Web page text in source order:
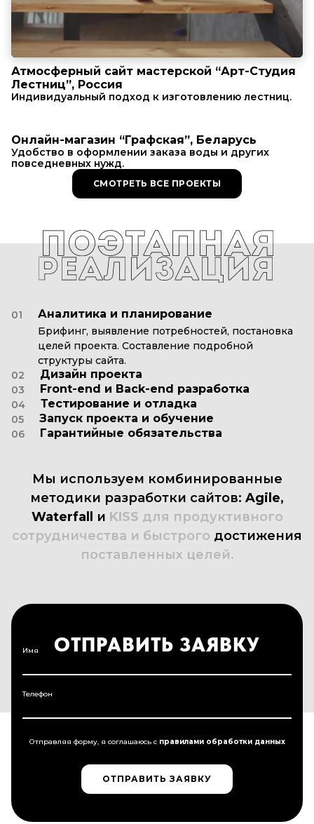
Атмосферный сайт мастерской “Арт-Студия
Лестниц”, Россия
Индивидуальный подход к изготовлению лестниц.
Онлайн-магазин “Графская”, Беларусь
Удобство в оформлении заказа воды и других
повседневных нужд.
СМОТРЕТЬ ВСЕ ПРОЕКТЫ
01 Аналитика и планирование
Брифинг, выявление потребностей, постановка
целей проекта. Составление подробной
структуры сайта.
02
Дизайн проекта
03 Front-end и Back-end разработка
04 Тестирование и отладка
05 Запуск проекта и обучение
06 Гарантийные обязательства
Мы используем комбинированные
методики разработки сайтов: Agile,
Waterfall
и KISS для продуктивного
сотрудничества и быстрого достижения
поставленных целей.
Имя
Телефон
Отправляя форму, я соглашаюсь c правилами обработки данных
ОТПРАВИТЬ ЗАЯВКУ
ОТПРАВИТЬ ЗАЯВКУ
ОТПРАВИТЬ ЗАЯВКУ